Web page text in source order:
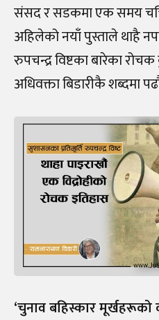
संसद र सडकमा एक समय
अहिलेको नयाँ पुस्ताले थाहै
रुपचन्द्र विष्टका बारेका
अधिवक्ता बिडारीकै शब्दमा
‘चुनाव बहिस्कार मूर्खहरूको